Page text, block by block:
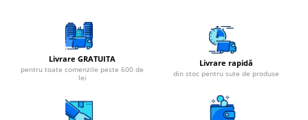
Livrare GRATUITA
pentru toate comenzile peste 600 de
lei
Livrare rapidă
din stoc pentru sute de produse